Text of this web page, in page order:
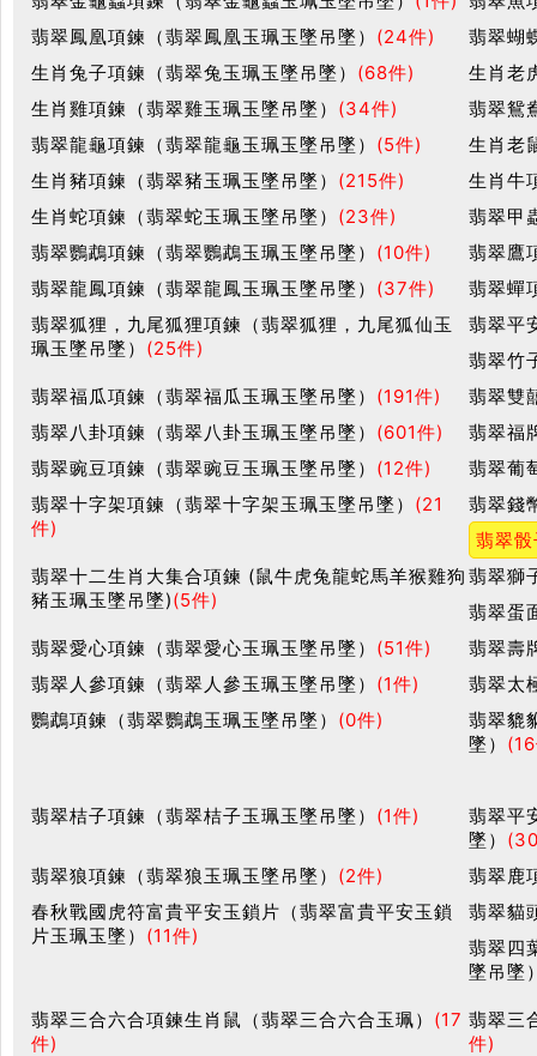
翡翠鳳凰項鍊（翡翠鳳凰玉珮玉墜吊墜） (24件)
翡翠蝴
生肖兔子項鍊（翡翠兔玉珮玉墜吊墜） (68件)
生肖老
生肖雞項鍊（翡翠雞玉珮玉墜吊墜） (34件)
翡翠鴛
翡翠龍龜項鍊（翡翠龍龜玉珮玉墜吊墜） (5件)
生肖老
生肖豬項鍊（翡翠豬玉珮玉墜吊墜） (215件)
生肖牛
生肖蛇項鍊（翡翠蛇玉珮玉墜吊墜） (23件)
翡翠甲
翡翠鸚鵡項鍊（翡翠鸚鵡玉珮玉墜吊墜） (10件)
翡翠鷹
翡翠龍鳳項鍊（翡翠龍鳳玉珮玉墜吊墜） (37件)
翡翠蟬
翡翠狐狸，九尾狐狸項鍊（翡翠狐狸，九尾狐仙玉
珮玉墜吊墜） (25件)
翡翠平
翡翠竹
翡翠福瓜項鍊（翡翠福瓜玉珮玉墜吊墜） (191件)
翡翠雙
翡翠八卦項鍊（翡翠八卦玉珮玉墜吊墜） (601件)
翡翠福
翡翠豌豆項鍊（翡翠豌豆玉珮玉墜吊墜） (12件)
翡翠葡
翡翠十字架項鍊（翡翠十字架玉珮玉墜吊墜） (21
件)
翡翠錢
翡翠
翡翠十二生肖大集合項鍊 (鼠牛虎兔龍蛇馬羊猴雞狗
豬玉珮玉墜吊墜)(5件)
翡翠獅
翡翠蛋
翡翠愛心項鍊（翡翠愛心玉珮玉墜吊墜） (51件)
翡翠壽
翡翠人參項鍊（翡翠人參玉珮玉墜吊墜） (1件)
翡翠太
鸚鵡項鍊（翡翠鸚鵡玉珮玉墜吊墜） (0件)
翡翠貔
墜）
翡翠桔子項鍊（翡翠桔子玉珮玉墜吊墜） (1件)
翡翠平
墜）
翡翠狼項鍊（翡翠狼玉珮玉墜吊墜） (2件)
翡翠鹿
春秋戰國虎符富貴平安玉鎖片（翡翠富貴平安玉鎖
片玉珮玉墜） (11件)
翡翠貓
翡翠四
墜吊墜
翡翠三合六合項鍊生肖鼠（翡翠三合六合玉珮） (17
件)
翡翠三
件)